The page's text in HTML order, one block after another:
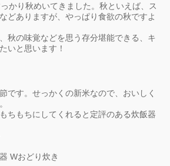
かり秋めいてきました。秋といえば、ス
どありますが、やっぱり食欲の秋ですよ
秋の味覚などを思う存分堪能できる、キ
いと思います！
です。せっかくの新米なので、おいしく
ちもちにしてくれると定評のある炊飯器
Wおどり炊き